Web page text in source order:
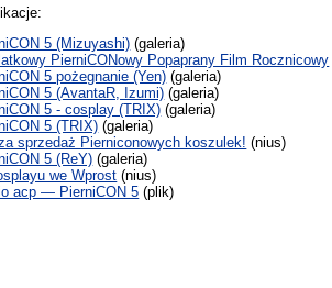
5 (Mizuyashi) (galeria)
PierniCONowy Popaprany Film Rocznicowy
5 pożegnanie (Yen) (galeria)
5 (AvantaR, Izumi) (galeria)
5 - cosplay (TRIX) (galeria)
5 (TRIX) (galeria)
sprzedaż Pierniconowych koszulek! (nius)
5 (ReY) (galeria)
we Wprost (nius)
acp — PierniCON 5 (plik)